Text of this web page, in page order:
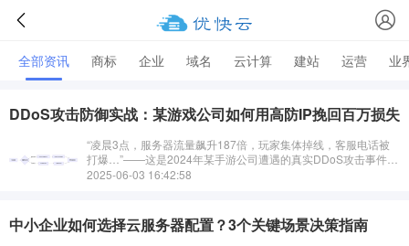
全部资讯 商标 企业 域名 云计算 建站 运营 业
DDoS攻击防御实战：某游戏公司如何用高防IP挽回百万损失
“凌晨3点，服务器流量飙升187倍，玩家集体掉线，客服电话被
打爆…”——这是2024年某手游公司遭遇的真实DDoS攻击事件。
当传统防火墙在300Gbps流量洪峰前瞬间失效，优快云高防IP解
2025-06-03 16:42:58
中小企业如何选择云服务器配置？3个关键场景决策指南